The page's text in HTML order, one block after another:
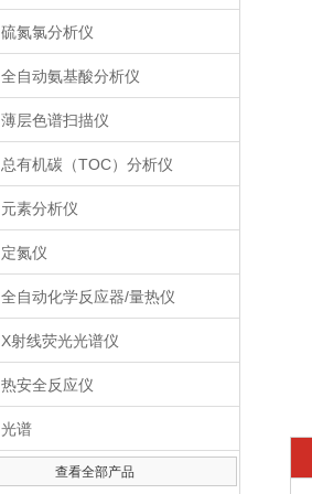
硫氮氯分析仪
全自动氨基酸分析仪
薄层色谱扫描仪
总有机碳（TOC）分析仪
元素分析仪
定氮仪
全自动化学反应器/量热仪
X射线荧光光谱仪
热安全反应仪
光谱
查看全部产品